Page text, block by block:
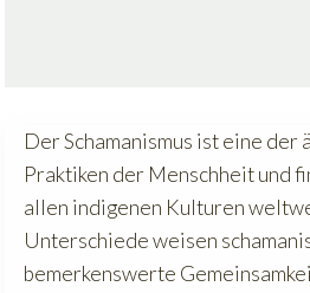
Der Schamanismus ist eine
Praktiken der Menschheit und
allen indigenen Kulturen
Unterschiede weisen
bemerkenswerte